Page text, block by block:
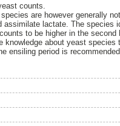
counts.
are however generally not
assimilate lactate. The species
to be higher in the second
knowledge about yeast species
ensiling period is recommended.